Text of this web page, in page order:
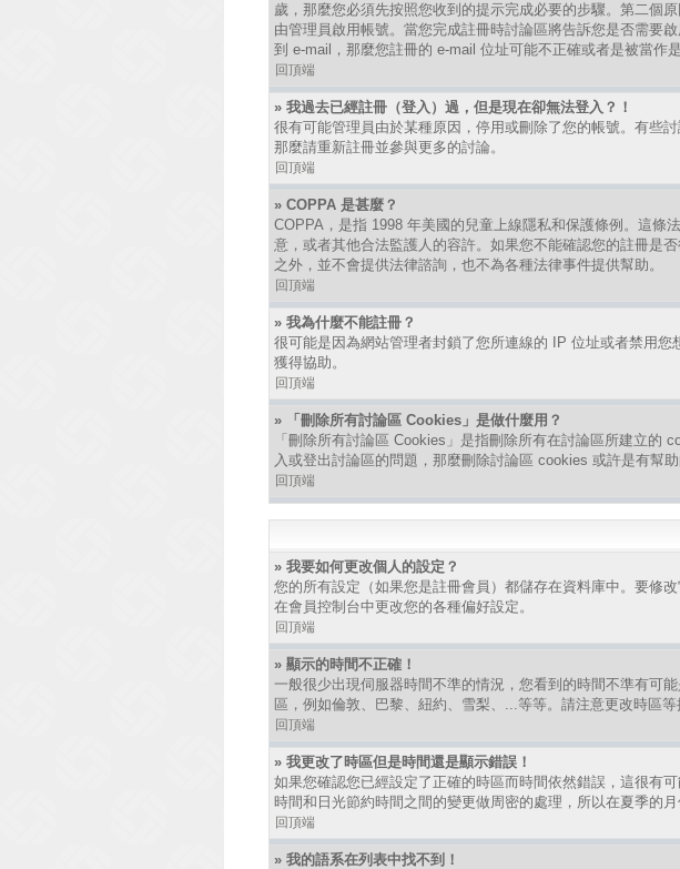
歲，那麼您必須先按照您收到的提示完成必要的步驟。第二個
由管理員啟用帳號。當您完成註冊時討論區將告訴您是否需要
到 e-mail，那麼您註冊的 e-mail 位址可能不正確或者是被當作
回頂端
» 我過去已經註冊（登入）過，但是現在卻無法登入？！
很有可能管理員由於某種原因，停用或刪除了您的帳號。有些
那麼請重新註冊並參與更多的討論。
回頂端
» COPPA 是甚麼？
COPPA，是指 1998 年美國的兒童上線隱私和保護條例。這條
意，或者其他合法監護人的容許。如果您不能確認您的註冊是
之外，並不會提供法律諮詢，也不為各種法律事件提供幫助。
回頂端
» 我為什麼不能註冊？
很可能是因為網站管理者封鎖了您所連線的 IP 位址或者禁用
獲得協助。
回頂端
» 「刪除所有討論區 Cookies」是做什麼用？
「刪除所有討論區 Cookies」是指刪除所有在討論區所建立的
入或登出討論區的問題，那麼刪除討論區 cookies 或許是有幫助
回頂端
» 我要如何更改個人的設定？
您的所有設定（如果您是註冊會員）都儲存在資料庫中。要修
在會員控制台中更改您的各種偏好設定。
回頂端
» 顯示的時間不正確！
一般很少出現伺服器時間不準的情況，您看到的時間不準有可
區，例如倫敦、巴黎、紐約、雪梨、...等等。請注意更改時區
回頂端
» 我更改了時區但是時間還是顯示錯誤！
如果您確認您已經設定了正確的時區而時間依然錯誤，這很有
時間和日光節約時間之間的變更做周密的處理，所以在夏季的
回頂端
» 我的語系在列表中找不到！